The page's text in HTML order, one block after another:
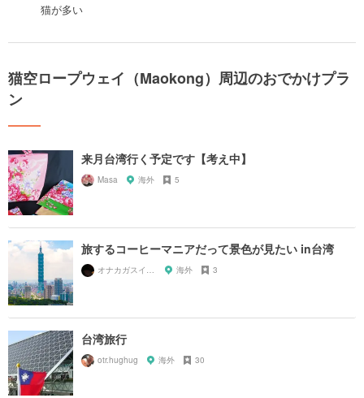
猫が多い
猫空ロープウェイ（Maokong）周辺のおでかけプラ
ン
来月台湾行く予定です【考え中】
Masa 海外 5
旅するコーヒーマニアだって景色が見たい in台湾
海外 3
台湾旅行
otr.hughug 海外 30